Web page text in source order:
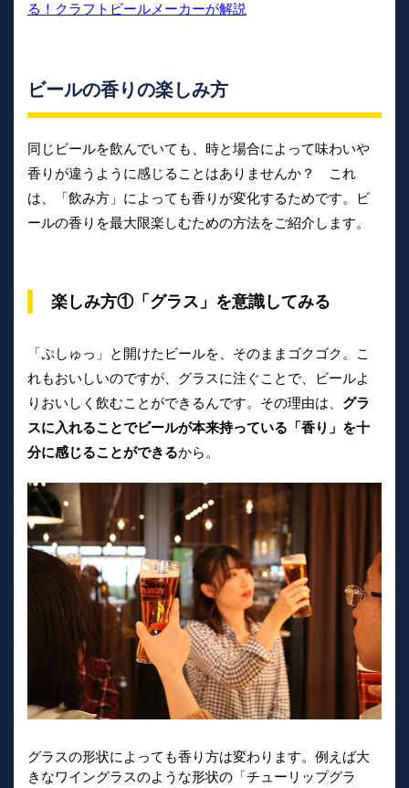
る！クラフトビールメーカーが解説
ビールの香りの楽しみ方
同じビールを飲んでいても、時と場合によって味わいや
香りが違うように感じることはありませんか？ これ
は、「飲み方」によっても香りが変化するためです。ビ
ールの香りを最大限楽しむための方法をご紹介します。
楽しみ方①「グラス」を意識してみる
「ぷしゅっ」と開けたビールを、そのままゴクゴク。こ
れもおいしいのですが、グラスに注ぐことで、ビールよ
りおいしく飲むことができるんです。その理由は、 グラ
スに入れることでビールが本来持っている「香り」を十
分に感じることができるから。
グラスの形状によっても香り方は変わります。例えば大
きなワイングラスのような形状の「チューリップグラ